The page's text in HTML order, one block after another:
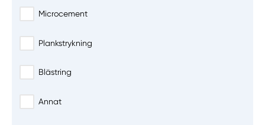
Microcement
Plankstrykning
Blästring
Annat